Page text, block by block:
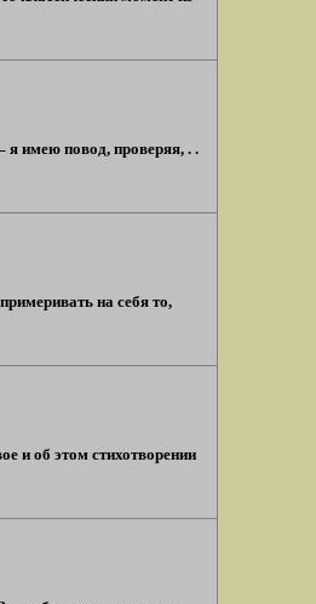
я имею повод, проверяя, . .
на себя то,
и об этом стихотворении